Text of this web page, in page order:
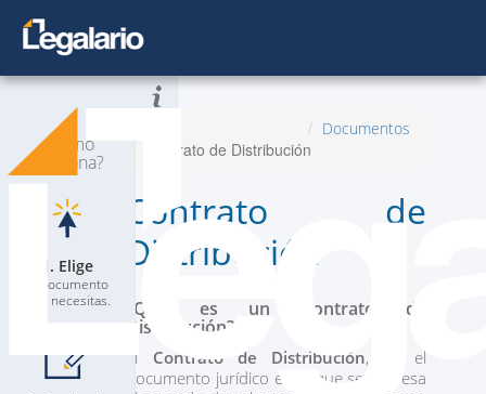
Todos los Documentos
Planes Nuevo
Contacta a un Abogado
¿Cómo
funciona?
1. Elige
El documento
que necesitas.
Documentos
Contrato de Distribución
Contrato de
Distribución
¿Qué es un Contrato de
Distribución?
El Contrato de Distribución, es el
documento jurídico en el que se expresa